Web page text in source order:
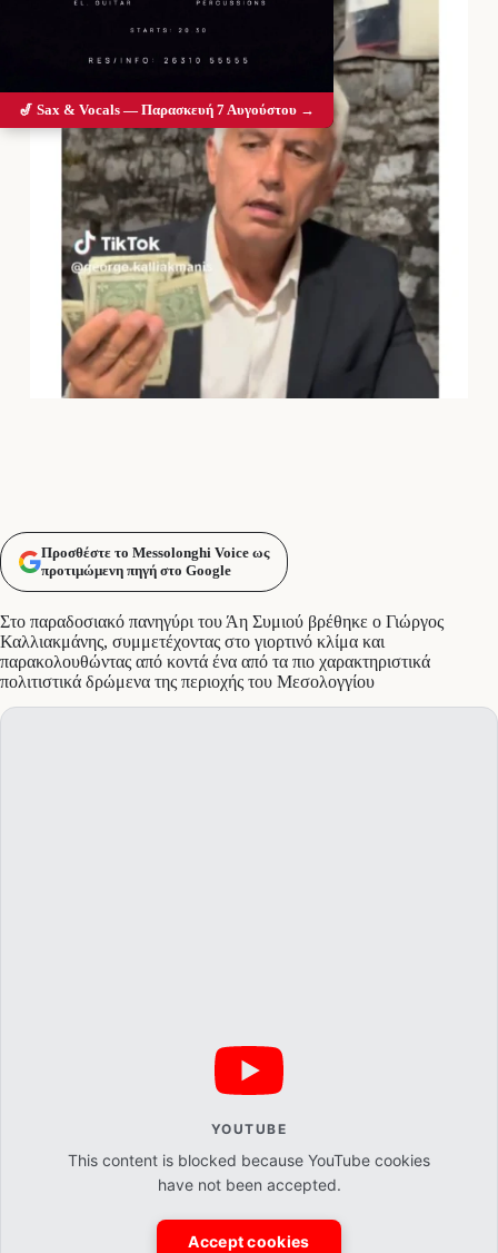
Προσθέστε το Messolonghi Voice ως
προτιμώμενη πηγή στο Google
Στο παραδοσιακό πανηγύρι του Άη Συμιού βρέθηκε ο Γιώργος
Καλλιακμάνης, συμμετέχοντας στο γιορτινό κλίμα και
παρακολουθώντας από κοντά ένα από τα πιο χαρακτηριστικά
πολιτιστικά δρώμενα της περιοχής του Μεσολογγίου
YOUTUBE
This content is blocked because YouTube cookies
have not been accepted.
Accept cookies
🎷 Sax & Vocals — Παρασκευή 7 Αυγούστου →